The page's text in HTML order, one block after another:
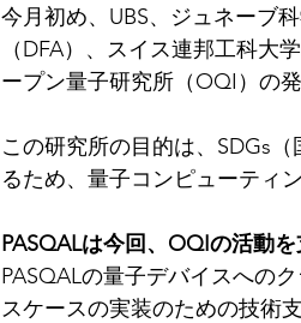
今月初め、UBS、ジュネーブ
（DFA）、スイス連邦工科大
ープン量子研究所（OQI）の
この研究所の目的は、SDGs
るため、量子コンピューティ
PASQALは今回、OQIの活動
PASQALの量子デバイスへの
スケースの実装のための技術